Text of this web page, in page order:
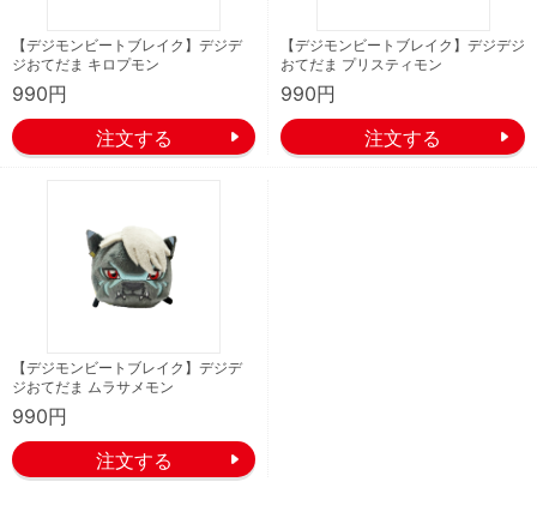
【デジモンビートブレイク】デジデ
ジおてだま キロプモン
990円
【デジモンビートブレイク】デジデジ
おてだま プリスティモン
990円
【デジモンビートブレイク】デジデ
ジおてだま ムラサメモン
990円